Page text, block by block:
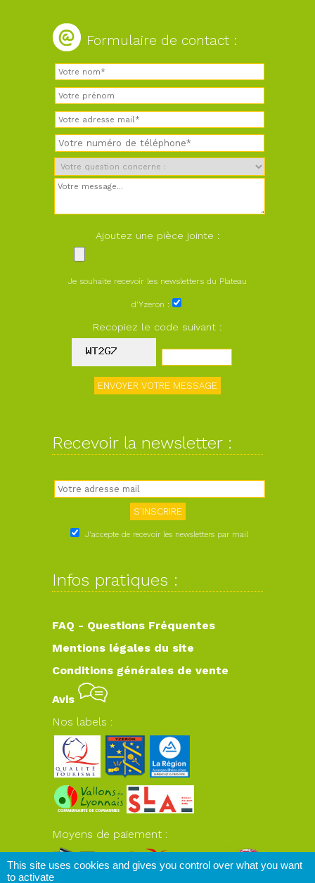
Formulaire de contact :
Ajoutez une pièce jointe :
Je souhaite recevoir les newsletters du Plateau
d'Yzeron :
Recopiez le code suivant :
Recevoir la newsletter :
J'accepte de recevoir les newsletters par mail
Infos pratiques :
FAQ - Questions Fréquentes
Mentions légales du site
Conditions générales de vente
Avis
Nos labels :
Moyens de paiement :
This site uses cookies and gives you control over what you want
to activate